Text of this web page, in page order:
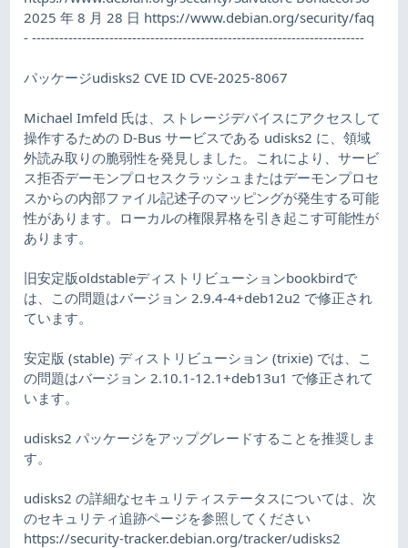
2025 年 8 月 28 日 https://www.debian.org/security/faq
- -------------------------------------------------------------------------
パッケージudisks2 CVE ID CVE-2025-8067
Michael Imfeld 氏は、ストレージデバイスにアクセスして
操作するための D-Bus サービスである udisks2 に、領域
外読み取りの脆弱性を発見しました。これにより、サービ
ス拒否デーモンプロセスクラッシュまたはデーモンプロセ
スからの内部ファイル記述子のマッピングが発生する可能
性があります。ローカルの権限昇格を引き起こす可能性が
あります。
旧安定版oldstableディストリビューションbookbirdで
は、この問題はバージョン 2.9.4-4+deb12u2 で修正され
ています。
安定版 (stable) ディストリビューション (trixie) では、こ
の問題はバージョン 2.10.1-12.1+deb13u1 で修正されて
います。
udisks2 パッケージをアップグレードすることを推奨しま
す。
udisks2 の詳細なセキュリティステータスについては、次
のセキュリティ追跡ページを参照してください
https://security-tracker.debian.org/tracker/udisks2